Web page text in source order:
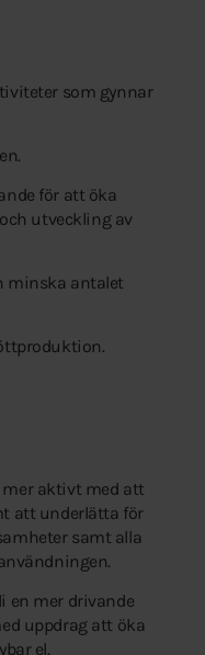
som gynnar
för att öka
utveckling av
minska antalet
aktivt med att
att underlätta för
samt alla
en mer drivande
uppdrag att öka
el.